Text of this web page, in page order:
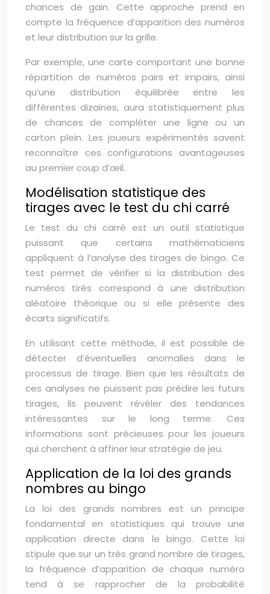
chances de gain. Cette approche prend en
compte la fréquence d’apparition des numéros
et leur distribution sur la grille.
Par exemple, une carte comportant une bonne
répartition de numéros pairs et impairs, ainsi
qu’une distribution équilibrée entre les
différentes dizaines, aura statistiquement plus
de chances de compléter une ligne ou un
carton plein. Les joueurs expérimentés savent
reconnaître ces configurations avantageuses
au premier coup d’œil.
Modélisation statistique des
tirages avec le test du chi carré
Le test du chi carré est un outil statistique
puissant que certains mathématiciens
appliquent à l’analyse des tirages de bingo. Ce
test permet de vérifier si la distribution des
numéros tirés correspond à une distribution
aléatoire théorique ou si elle présente des
écarts significatifs.
En utilisant cette méthode, il est possible de
détecter d’éventuelles anomalies dans le
processus de tirage. Bien que les résultats de
ces analyses ne puissent pas prédire les futurs
tirages, ils peuvent révéler des tendances
intéressantes sur le long terme. Ces
informations sont précieuses pour les joueurs
qui cherchent à affiner leur stratégie de jeu.
Application de la loi des grands
nombres au bingo
La loi des grands nombres est un principe
fondamental en statistiques qui trouve une
application directe dans le bingo. Cette loi
stipule que sur un très grand nombre de tirages,
la fréquence d’apparition de chaque numéro
tend à se rapprocher de la probabilité